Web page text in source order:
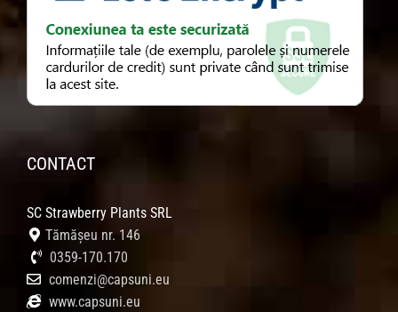
CONTACT
SC Strawberry Plants SRL
Tămășeu nr. 146
0359-170.170
comenzi@capsuni.eu
www.capsuni.eu